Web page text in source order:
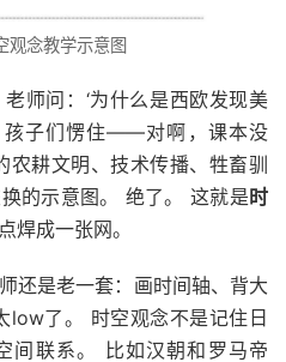
观念教学示意图
师问：‘为什么是西欧发现美
孩子们愣住——对啊，课本没
耕文明、技术传播、牲畜驯
的示意图。 绝了。 这就是时
焊成一张网。
还是老一套：画时间轴、背大
low了。 时空观念不是记住日
间联系。 比如汉朝和罗马帝